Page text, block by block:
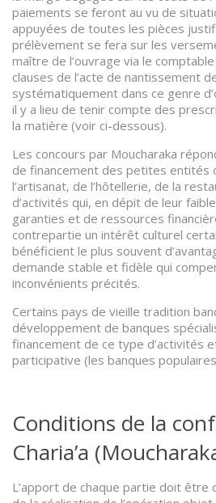
paiements se feront au vu de
appuyées de toutes les pièces
prélèvement se fera sur les
maître de l’ouvrage via le
clauses de l’acte de nantissement
systématiquement dans ce genre
il y a lieu de tenir compte des
la matière (voir ci-dessous).
Les concours par Moucharaka
de financement des petites entités
l’artisanat, de l’hôtellerie, de la
d’activités qui, en dépit de leur
garanties et de ressources
contrepartie un intérêt culturel
bénéficient le plus souvent
demande stable et fidèle qui
inconvénients précités.
Certains pays de vieille tradition
développement de banques
financement de ce type d’activités
participative (les banques
Conditions de la
Charia’a
L’apport de chaque partie doit être